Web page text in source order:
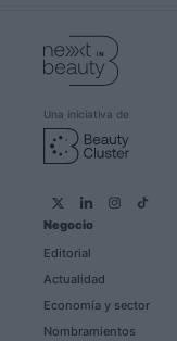
Una iniciativa de
Negocio
Editorial
Actualidad
Economía y sector
Nombramientos